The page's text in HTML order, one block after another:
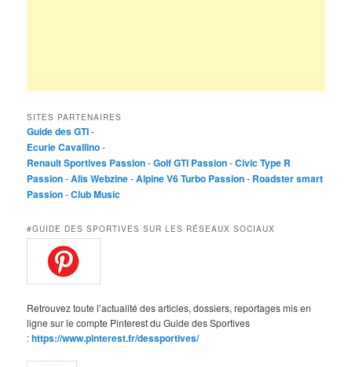
SITES PARTENAIRES
Guide des GTI-
Ecurie Cavallino-
Renault Sportives Passion-Golf GTI Passion-Civic Type R
Passion-Alis Webzine-Alpine V6 Turbo Passion- Roadster smart
Passion-Club Music
#GUIDE DES SPORTIVES SUR LES RÉSEAUX SOCIAUX
Retrouvez toute l’actualité des articles, dossiers, reportages mis en
ligne sur le compte Pinterest du Guide des Sportives
:https://www.pinterest.fr/dessportives/